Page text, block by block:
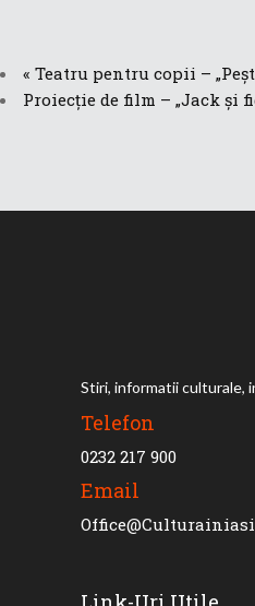
« Teatru pentru copii –
Proiecție de film – „Jack și
Stiri, informatii culturale,
Telefon
0232 217 900
Email